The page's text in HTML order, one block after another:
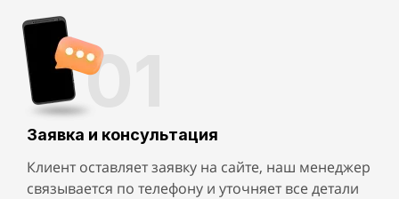
01
Заявка и консультация
Клиент оставляет заявку на сайте, наш менеджер
связывается по телефону и уточняет все детали